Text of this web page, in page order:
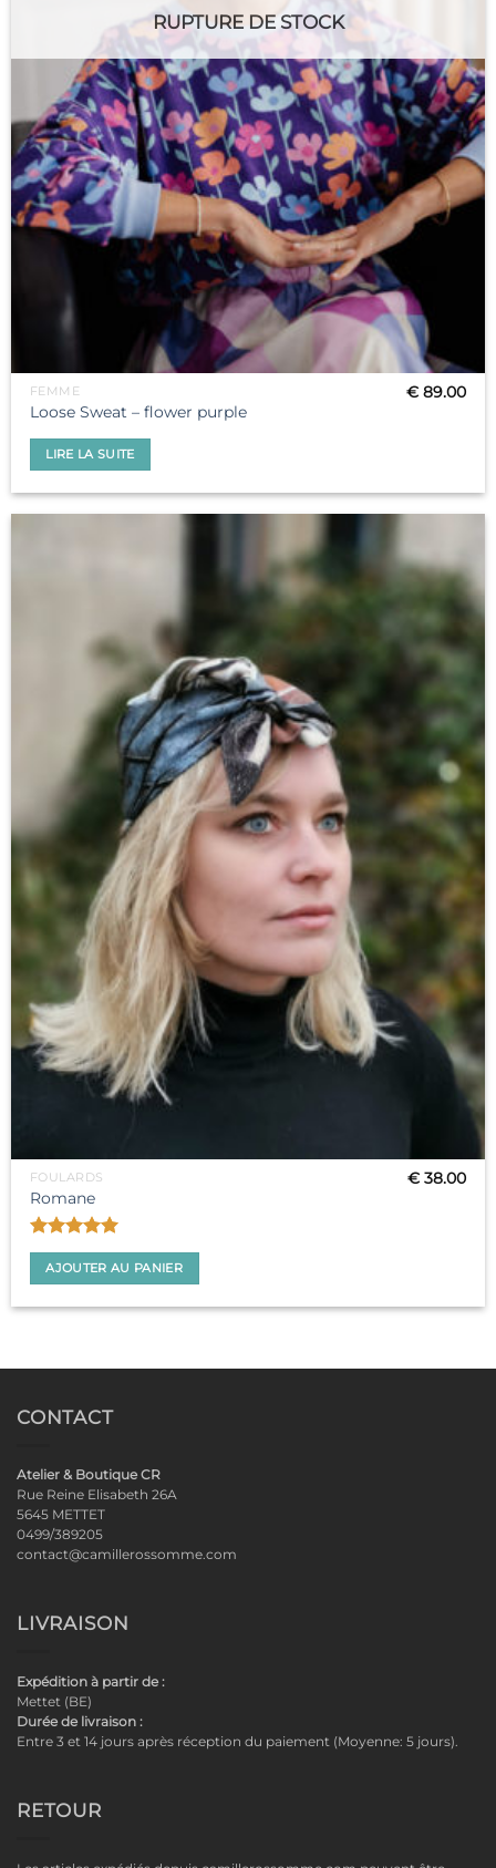
RUPTURE DE STOCK
FEMME
Loose Sweat – flower purple
€ 89.00
LIRE LA SUITE
FOULARDS
Romane
Note5sur
5
€ 38.00
AJOUTER AU PANIER
CONTACT
Atelier & Boutique CR
Rue Reine Elisabeth 26A
5645 METTET
0499/389205
contact@camillerossomme.com
LIVRAISON
Expédition à partir de :
Mettet (BE)
Durée de livraison :
Entre 3 et 14 jours après réception du paiement (Moyenne: 5 jours).
RETOUR